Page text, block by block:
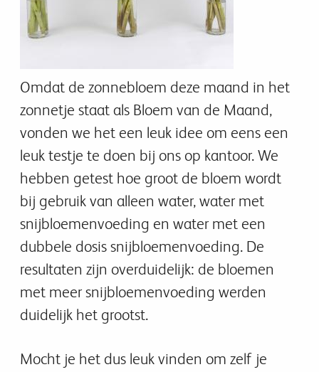
Omdat de zonnebloem deze maand in het
zonnetje staat als Bloem van de Maand,
vonden we het een leuk idee om eens een
leuk testje te doen bij ons op kantoor. We
hebben getest hoe groot de bloem wordt
bij gebruik van alleen water, water met
snijbloemenvoeding en water met een
dubbele dosis snijbloemenvoeding. De
resultaten zijn overduidelijk: de bloemen
met meer snijbloemenvoeding werden
duidelijk het grootst.
Mocht je het dus leuk vinden om zelf je